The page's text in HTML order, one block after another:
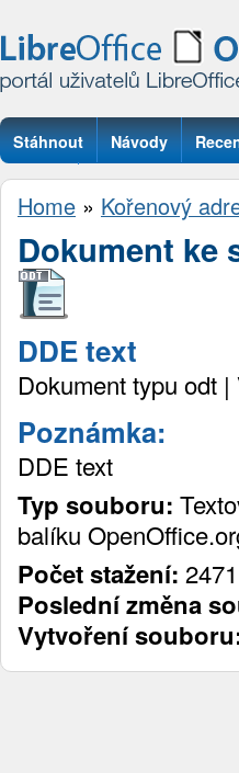
Stáhnout Návody
Otázky
Home » Kořenový
Dokument ke
DDE text
Dokument typu odt
Poznámka:
DDE text
Typ souboru:
balíku
Počet stažení: 2471
Poslední změna
Vytvoření